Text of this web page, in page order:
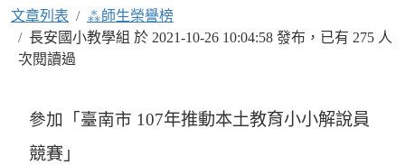
文章列表
⁂師生榮譽榜
長安國小教學組 於 2021-10-26 10:04:58 發布，已有 275 人
次閱讀過
參加「臺南市 107年推動本土教育小小解說員
競賽」